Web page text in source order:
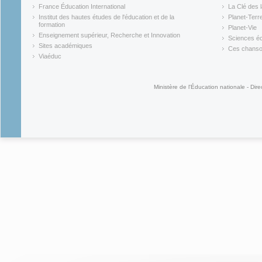
(link is external)
France Éducation International
(link is external)
Institut des hautes études de l'éducation et de la
formation
(link is external)
Enseignement supérieur, Recherche et Innovation
(link is external)
Sites académiques
(link is external)
Viaéduc
(link is
La Clé des
(link is
Planet-
(link is
Planet-Vie
(link is
Sciences
(link is
Ces
Ministère de l'Éducation nationale -